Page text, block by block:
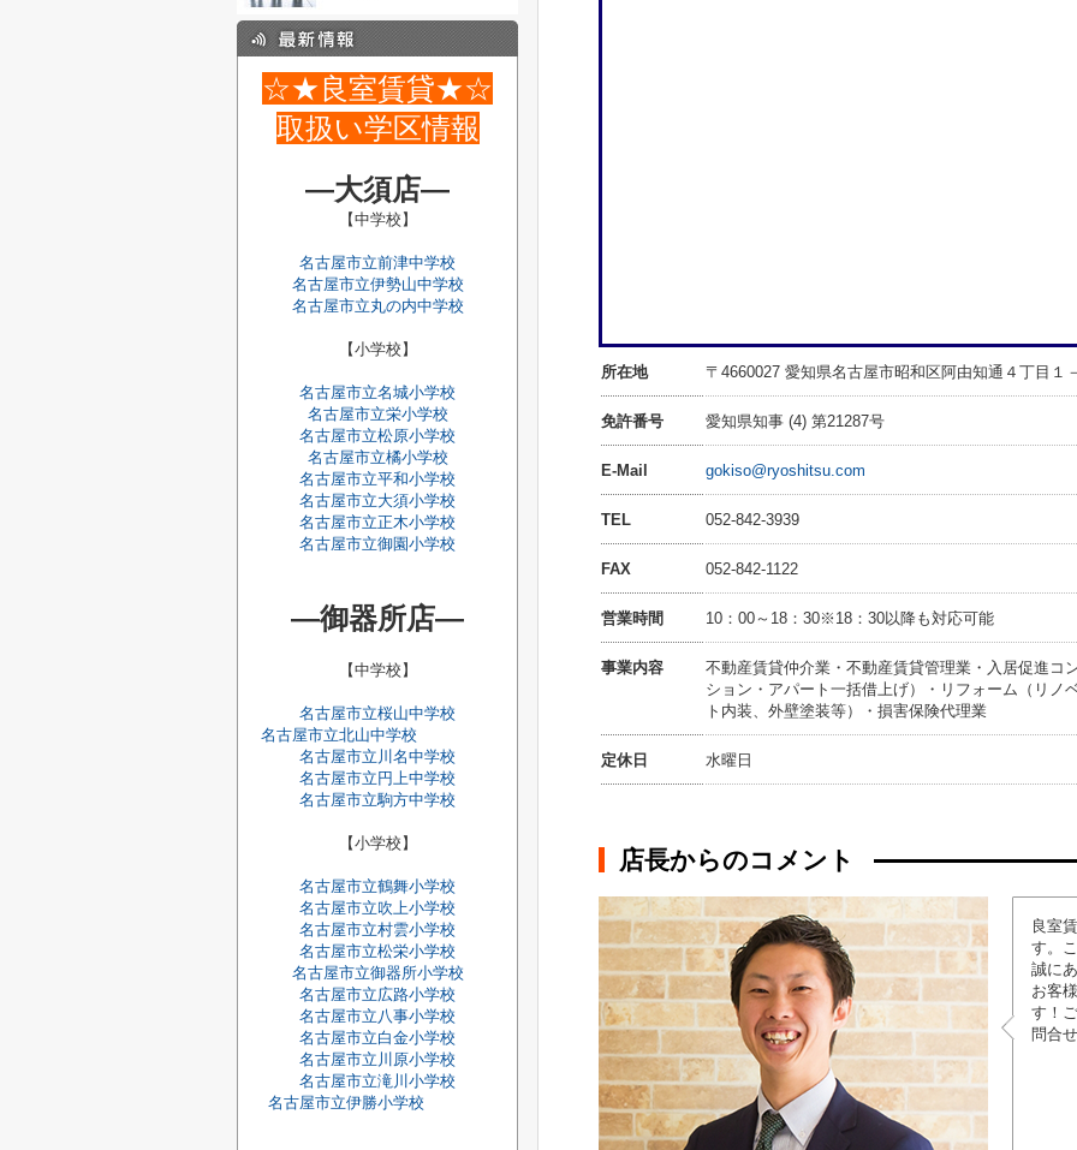
所在地 〒4660027 愛知県名古屋市昭和区阿由知通４丁目１
免許番号 愛知県知事 (4) 第21287号
E-Mail gokiso@ryoshitsu.com
TEL 052-842-3939
FAX 052-842-1122
営業時間 10：00～18：30※18：30以降も対応可能
事業内容
不動産賃貸仲介業・不動産賃貸管理業・入居促進コ
ション・アパート一括借上げ）・リフォーム（リノ
ト内装、外壁塗装等）・損害保険代理業
定休日 水曜日
店長からのコメント
良室
す。
誠に
お客
す！
問合
☆★良室賃貸★☆
取扱い学区情報
―大須店―
【中学校】
名古屋市立前津中学校
名古屋市立伊勢山中学校
名古屋市立丸の内中学校
【小学校】
名古屋市立名城小学校
名古屋市立栄小学校
名古屋市立松原小学校
名古屋市立橘小学校
名古屋市立平和小学校
名古屋市立大須小学校
名古屋市立正木小学校
名古屋市立御園小学校
―御器所店―
【中学校】
名古屋市立桜山中学校
名古屋市立北山中学校
名古屋市立川名中学校
名古屋市立円上中学校
名古屋市立駒方中学校
【小学校】
名古屋市立鶴舞小学校
名古屋市立吹上小学校
名古屋市立村雲小学校
名古屋市立松栄小学校
名古屋市立御器所小学校
名古屋市立広路小学校
名古屋市立八事小学校
名古屋市立白金小学校
名古屋市立川原小学校
名古屋市立滝川小学校
名古屋市立伊勝小学校